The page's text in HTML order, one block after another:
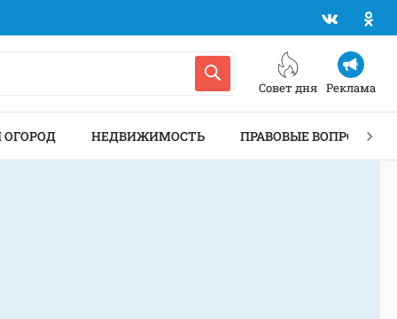
Совет дня Реклама
ОГОРОД НЕДВИЖИМОСТЬ ПРАВОВЫЕ ВОПРОСЫ